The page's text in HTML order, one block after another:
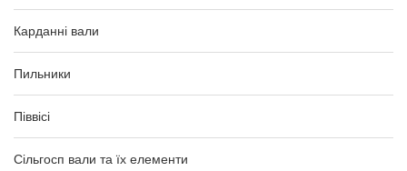
Карданні вали
Пильники
Піввісі
Сільгосп вали та їх елементи